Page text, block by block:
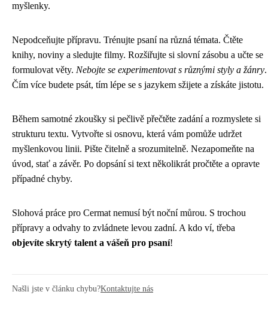
myšlenky.
Nepodceňujte přípravu. Trénujte psaní na různá témata. Čtěte
knihy, noviny a sledujte filmy. Rozšiřujte si slovní zásobu a učte se
formulovat věty. Nebojte se experimentovat s různými styly a žánry.
Čím více budete psát, tím lépe se s jazykem sžijete a získáte jistotu.
Během samotné zkoušky si pečlivě přečtěte zadání a rozmyslete si
strukturu textu. Vytvořte si osnovu, která vám pomůže udržet
myšlenkovou linii. Pište čitelně a srozumitelně. Nezapomeňte na
úvod, stať a závěr. Po dopsání si text několikrát pročtěte a opravte
případné chyby.
Slohová práce pro Cermat nemusí být noční můrou. S trochou
přípravy a odvahy to zvládnete levou zadní. A kdo ví, třeba
objevíte skrytý talent a vášeň pro psaní!
Našli jste v článku chybu?Kontaktujte nás